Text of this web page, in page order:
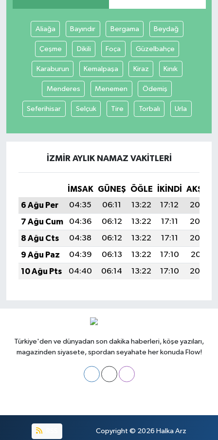
Aliağa Bayındır Bergama Beydağ
Çeşme Dikili Foça Güzelbahçe
Karaburun Kemalpaşa Kiraz Kınık
Menderes Menemen Ödemiş
Seferihisar Selçuk Tire Torbalı Urla
İZMIR AYLIK NAMAZ VAKITLERI
İMSAK GÜNEŞ ÖĞLE İKINDI
AKŞAM
6 Ağu Per
04:35 06:11 13:22 17:12
20:24
7 Ağu Cum
04:36 06:12 13:22 17:11
20:23
8 Ağu Cts
04:38 06:12 13:22 17:11
20:22
9 Ağu Paz
04:39 06:13 13:22 17:10
20:21
10 Ağu Pts
04:40 06:14 13:22 17:10 20:20
Türkiye'den ve dünyadan son dakika haberleri, köşe yazıları,
magazinden siyasete, spordan seyahate her konuda Flow!
Copyright © 2026 Halka Arz